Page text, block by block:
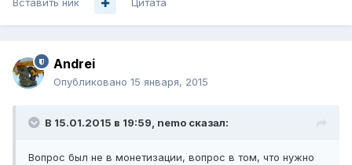
Вставить ник Цитата
Andrei
Опубликовано 15 января, 2015
В 15.01.2015 в 19:59, nemo сказал:
Вопрос был не в монетизации, вопрос в том, что нужно